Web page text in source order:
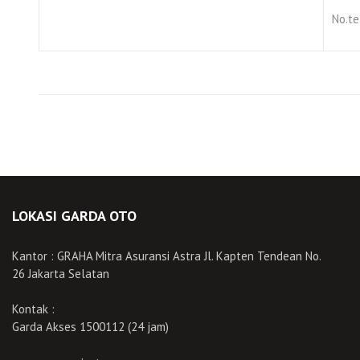
LOKASI GARDA OTO
Kantor : GRAHA Mitra Asuransi Astra Jl. Kapten Tendean No.
26 Jakarta Selatan
Kontak :
Garda Akses 1500112 (24 jam)